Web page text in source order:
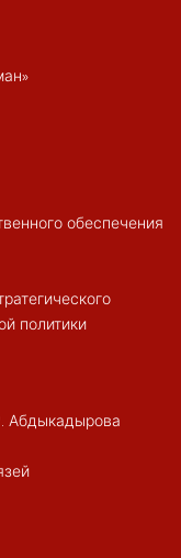
обеспечения
политики
Абдыкадырова